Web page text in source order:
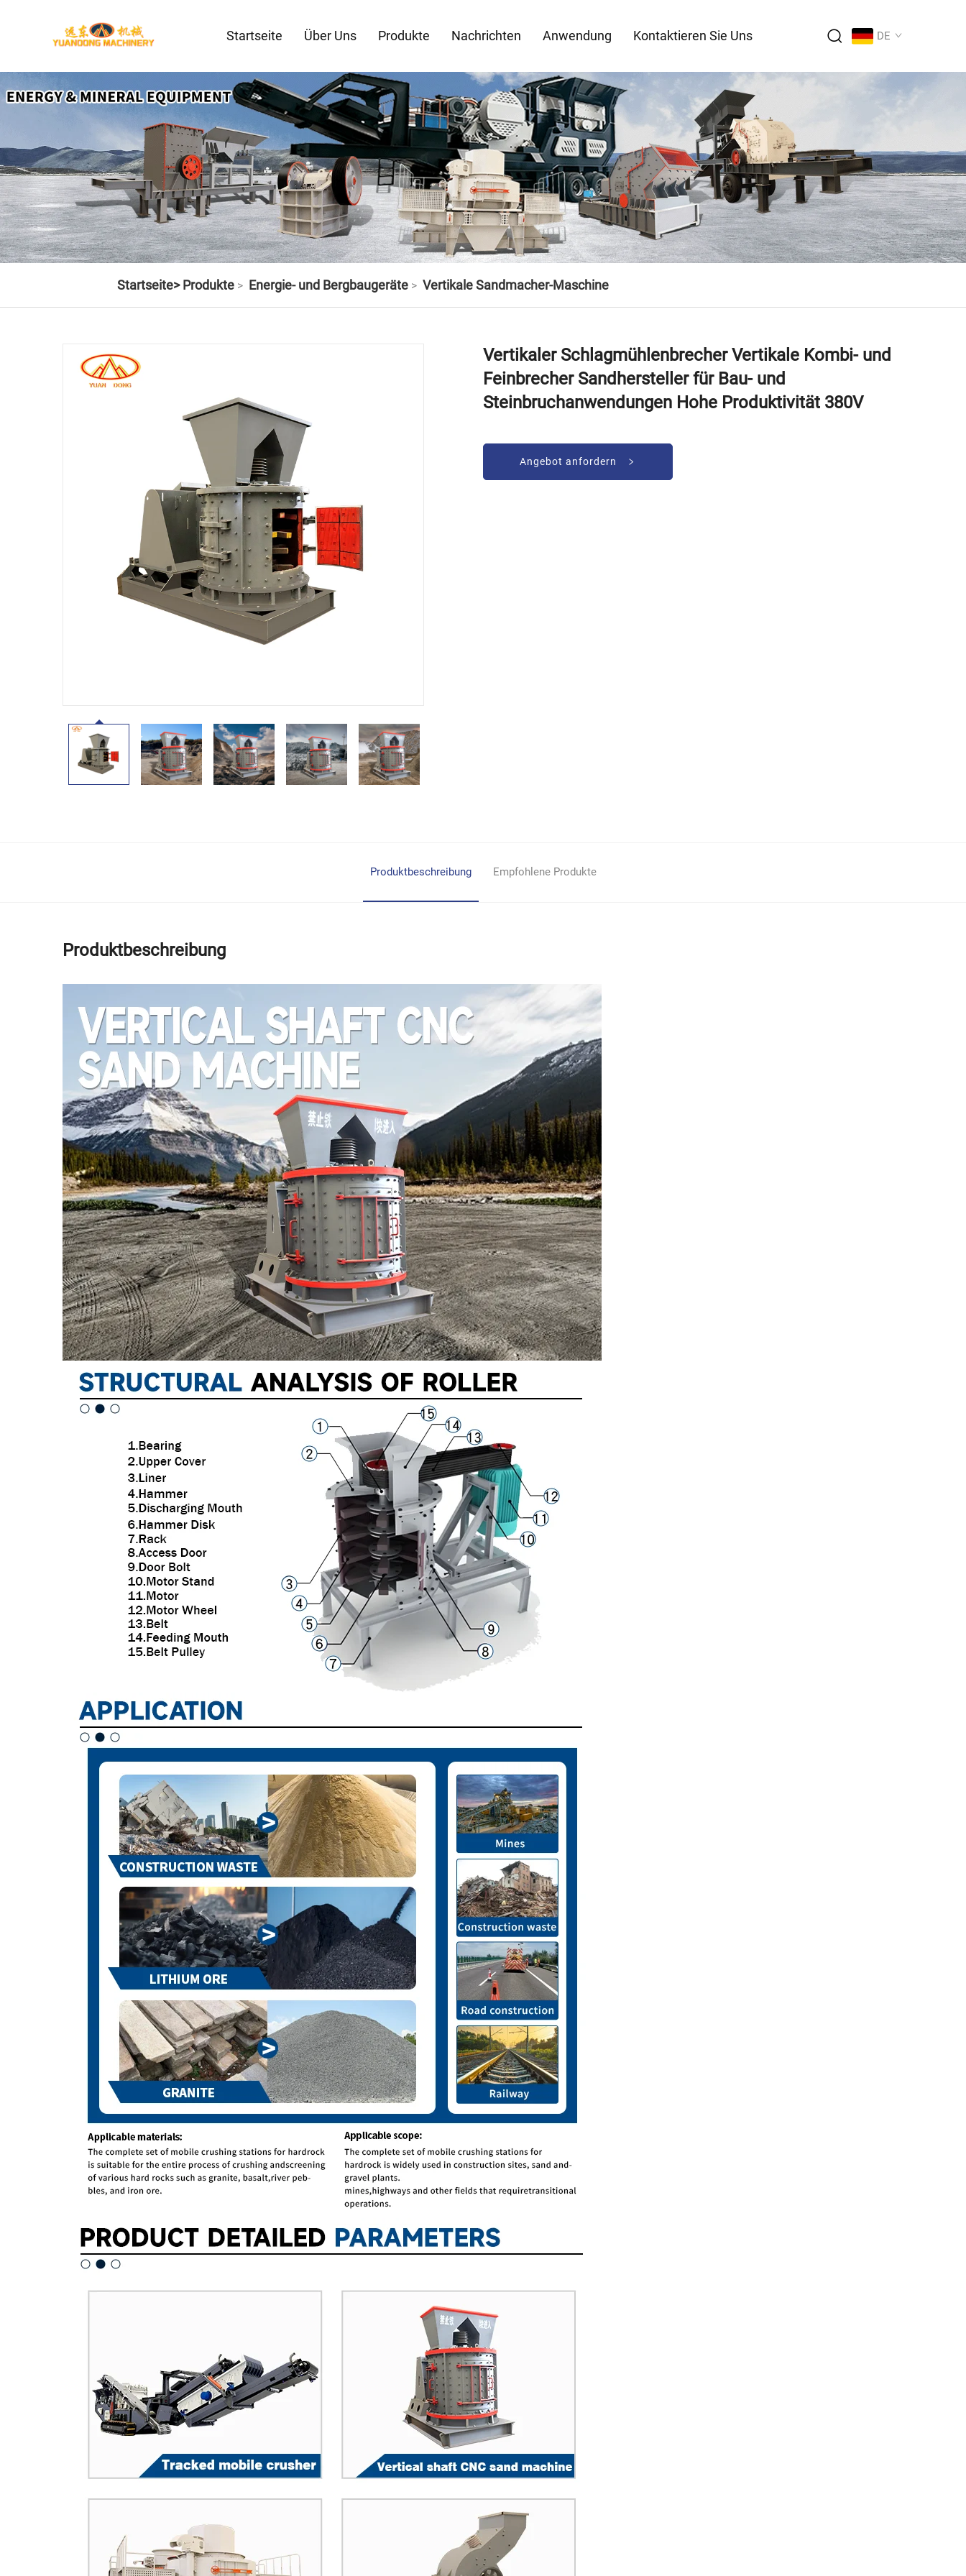
Startseite Über Uns Produkte Nachrichten Anwendung Kontaktieren Sie Uns DE
Startseite> Produkte> Energie- und Bergbaugeräte> Vertikale Sandmacher-Maschine
Vertikaler Schlagmühlenbrecher Vertikale Kombi- und
Feinbrecher Sandhersteller für Bau- und
Steinbruchanwendungen Hohe Produktivität 380V
Angebot anfordern
Produktbeschreibung Empfohlene Produkte
Produktbeschreibung